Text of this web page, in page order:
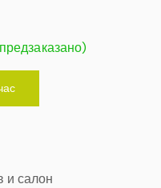
и салон